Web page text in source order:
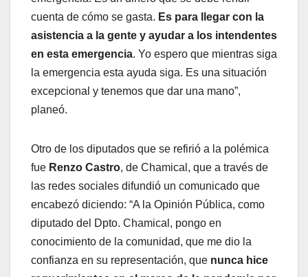
cuenta de cómo se gasta. Es para llegar con la
asistencia a la gente y ayudar a los intendentes
en esta emergencia. Yo espero que mientras siga
la emergencia esta ayuda siga. Es una situación
excepcional y tenemos que dar una mano”,
planeó.
Otro de los diputados que se refirió a la polémica
fue Renzo Castro, de Chamical, que a través de
las redes sociales difundió un comunicado que
encabezó diciendo: “A la Opinión Pública, como
diputado del Dpto. Chamical, pongo en
conocimiento de la comunidad, que me dio la
confianza en su representación, que nunca hice